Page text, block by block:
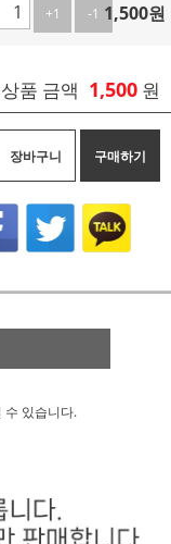
+1
-1 1,500원
품 금액 1,500 원
장바구니 구매하기
수 있습니다.